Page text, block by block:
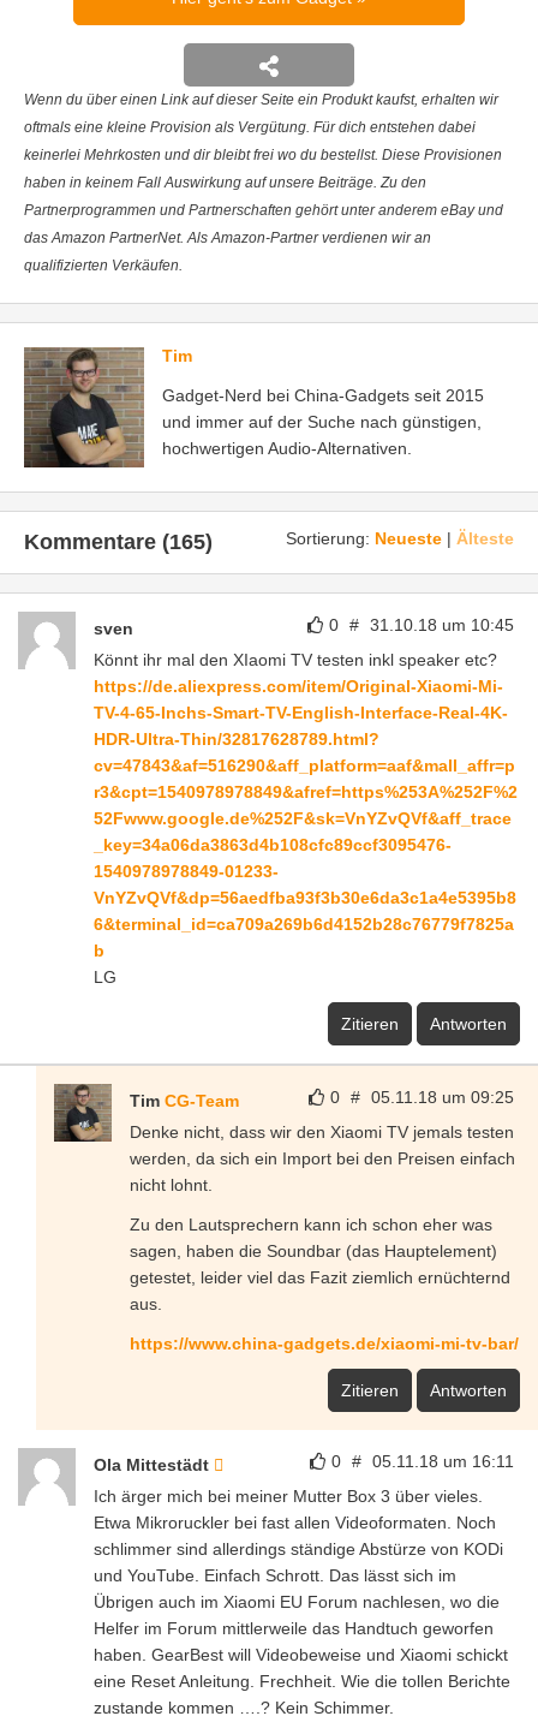
Wenn du über einen Link auf dieser Seite ein Produkt kaufst, erhalten wir
oftmals eine kleine Provision als Vergütung. Für dich entstehen dabei
keinerlei Mehrkosten und dir bleibt frei wo du bestellst. Diese Provisionen
haben in keinem Fall Auswirkung auf unsere Beiträge. Zu den
Partnerprogrammen und Partnerschaften gehört unter anderem eBay und
das Amazon PartnerNet. Als Amazon-Partner verdienen wir an
qualifizierten Verkäufen.
Tim
Gadget-Nerd bei China-Gadgets seit 2015
und immer auf der Suche nach günstigen,
hochwertigen Audio-Alternativen.
Sortierung: Neueste | Älteste
Kommentare (165)
0 # 31.10.18 um 10:45
sven
Könnt ihr mal den XIaomi TV testen inkl speaker etc?
https://de.aliexpress.com/item/Original-Xiaomi-Mi-
TV-4-65-Inchs-Smart-TV-English-Interface-Real-4K-
HDR-Ultra-Thin/32817628789.html?
cv=47843&af=516290&aff_platform=aaf&mall_affr=p
r3&cpt=1540978978849&afref=https%253A%252F%2
52Fwww.google.de%252F&sk=VnYZvQVf&aff_trace
_key=34a06da3863d4b108cfc89ccf3095476-
1540978978849-01233-
VnYZvQVf&dp=56aedfba93f3b30e6da3c1a4e5395b8
6&terminal_id=ca709a269b6d4152b28c76779f7825a
b
LG
Zitieren Antworten
0 # 05.11.18 um 09:25
Tim CG-Team
Denke nicht, dass wir den Xiaomi TV jemals testen
werden, da sich ein Import bei den Preisen einfach
nicht lohnt.
Zu den Lautsprechern kann ich schon eher was
sagen, haben die Soundbar (das Hauptelement)
getestet, leider viel das Fazit ziemlich ernüchternd
aus.
https://www.china-gadgets.de/xiaomi-mi-tv-bar/
Zitieren Antworten
0 # 05.11.18 um 16:11
Ola Mittestädt
Ich ärger mich bei meiner Mutter Box 3 über vieles.
Etwa Mikroruckler bei fast allen Videoformaten. Noch
schlimmer sind allerdings ständige Abstürze von KODi
und YouTube. Einfach Schrott. Das lässt sich im
Übrigen auch im Xiaomi EU Forum nachlesen, wo die
Helfer im Forum mittlerweile das Handtuch geworfen
haben. GearBest will Videobeweise und Xiaomi schickt
eine Reset Anleitung. Frechheit. Wie die tollen Berichte
zustande kommen ….? Kein Schimmer.